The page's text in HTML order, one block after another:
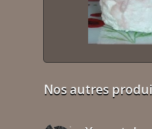
Nos autres